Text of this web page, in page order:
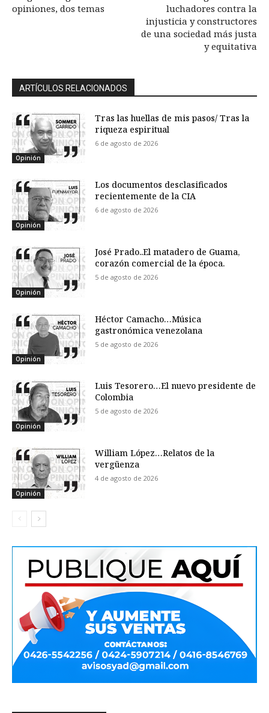
opiniones, dos temas
luchadores contra la
injusticia y constructores
de una sociedad más justa
y equitativa
ARTÍCULOS RELACIONADOS
Opinión
Tras las huellas de mis pasos/ Tras la
riqueza espiritual
6 de agosto de 2026
Opinión
Los documentos desclasificados
recientemente de la CIA
6 de agosto de 2026
Opinión
José Prado..El matadero de Guama,
corazón comercial de la época.
5 de agosto de 2026
Opinión
Héctor Camacho…Música
gastronómica venezolana
5 de agosto de 2026
Opinión
Luis Tesorero…El nuevo presidente de
Colombia
5 de agosto de 2026
Opinión
William López…Relatos de la
vergüenza
4 de agosto de 2026